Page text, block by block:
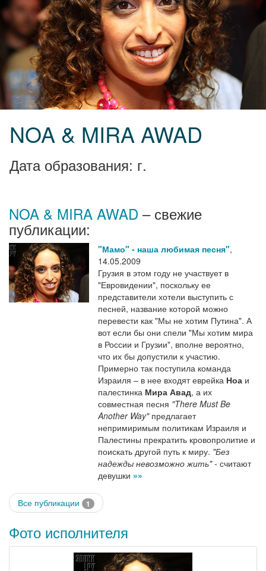
NOA & MIRA AWAD
Дата образования: г.
NOA & MIRA AWAD – свежие
публикации:
"Мамо" - наша любимая песня",
14.05.2009
Грузия в этом году не участвует в
"Евровидении", поскольку ее
представители хотели выступить с
песней, название которой можно
перевести как "Мы не хотим Путина". А
вот если бы они спели "Мы хотим мира
в России и Грузии", вполне вероятно,
что их бы допустили к участию.
Примерно так поступила команда
Израиля – в нее входят еврейка Ноа и
палестинка Мира Авад, а их
совместная песня "There Must Be
Another Way"предлагает
непримиримым политикам Израиля и
Палестины прекратить кровопролитие и
поискать другой путь к миру. "Без
надежды невозможно жить"- считают
девушки »»
Все публикации 1
Фото исполнителя